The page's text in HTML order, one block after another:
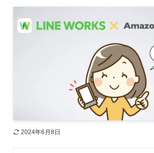
2024年6月8日